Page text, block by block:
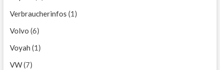
Verbraucherinfos (1)
Volvo (6)
Voyah (1)
VW(7)